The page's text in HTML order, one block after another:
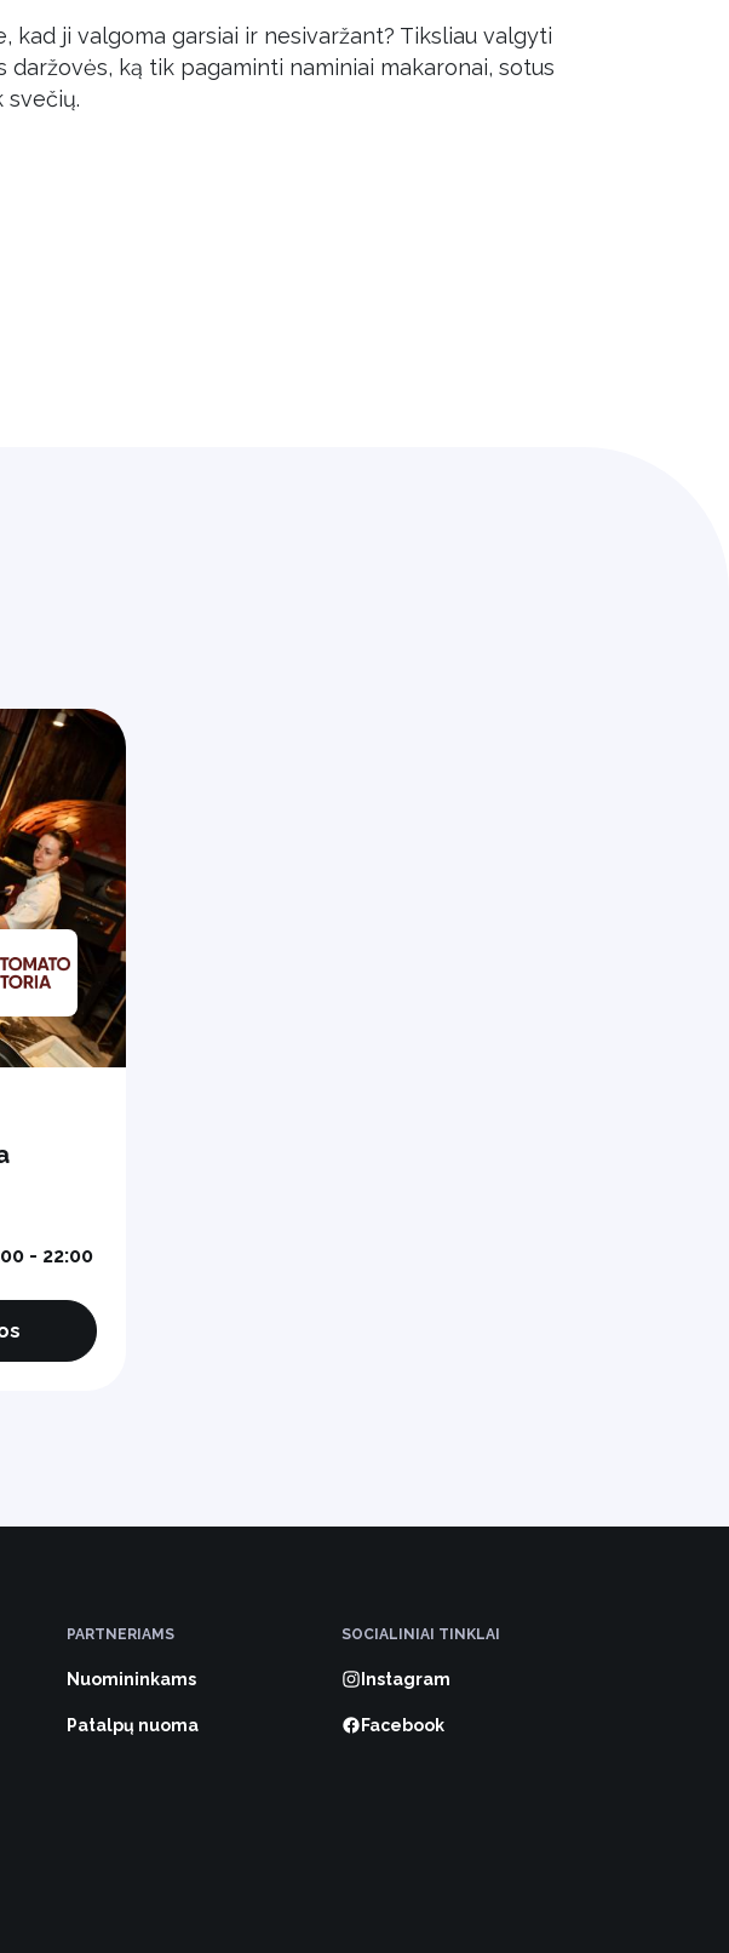
ji valgoma garsiai ir nesivaržant? Tiksliau valgyti
ką tik pagaminti naminiai makaronai, sotus
svečių.
- 22:00
PARTNERIAMS
Nuomininkams
Patalpų nuoma
SOCIALINIAI TINKLAI
Instagram
Facebook